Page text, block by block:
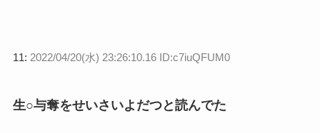
11: 2022/04/20(水) 23:26:10.16 ID:c7iuQFUM0
生○与奪をせいさいよだつと読んでた